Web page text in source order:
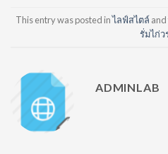
This entry was posted inไลฟ์สไตล์
รั่มไก่ว
ADMINLAB